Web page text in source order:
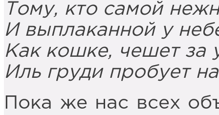
Тому, кто самой
И выплаканной у
Как кошке, чешет за
Иль груди пробует
Пока же нас всех